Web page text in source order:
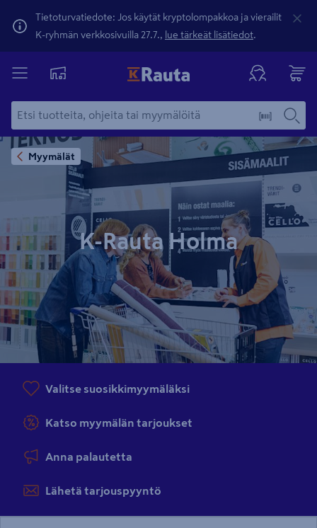
Tietoturvatiedote: Jos käytät kryptolompakkoa ja vierailit
K-ryhmän verkkosivuilla 27.7., lue tärkeät lisätiedot.
Myymälät
K-Rauta Holma
Valitse suosikkimyymäläksi
Katso myymälän tarjoukset
Anna palautetta
Lähetä tarjouspyyntö